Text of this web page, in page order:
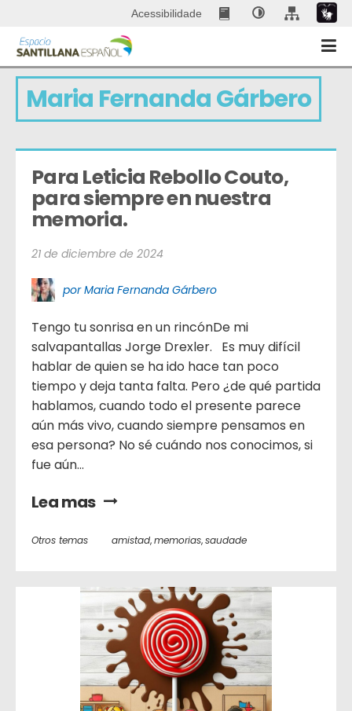
Acessibilidade
Maria Fernanda Gárbero
Para Leticia Rebollo Couto,
para siempre en nuestra
memoria.
21 de diciembre de 2024
por Maria Fernanda Gárbero
Tengo tu sonrisa en un rincónDe mi
salvapantallas Jorge Drexler. Es muy difícil
hablar de quien se ha ido hace tan poco
tiempo y deja tanta falta. Pero ¿de qué partida
hablamos, cuando todo el presente parece
aún más vivo, cuando siempre pensamos en
esa persona? No sé cuándo nos conocimos, si
fue aún...
Lea mas
Otros temas amistad,memorias,saudade